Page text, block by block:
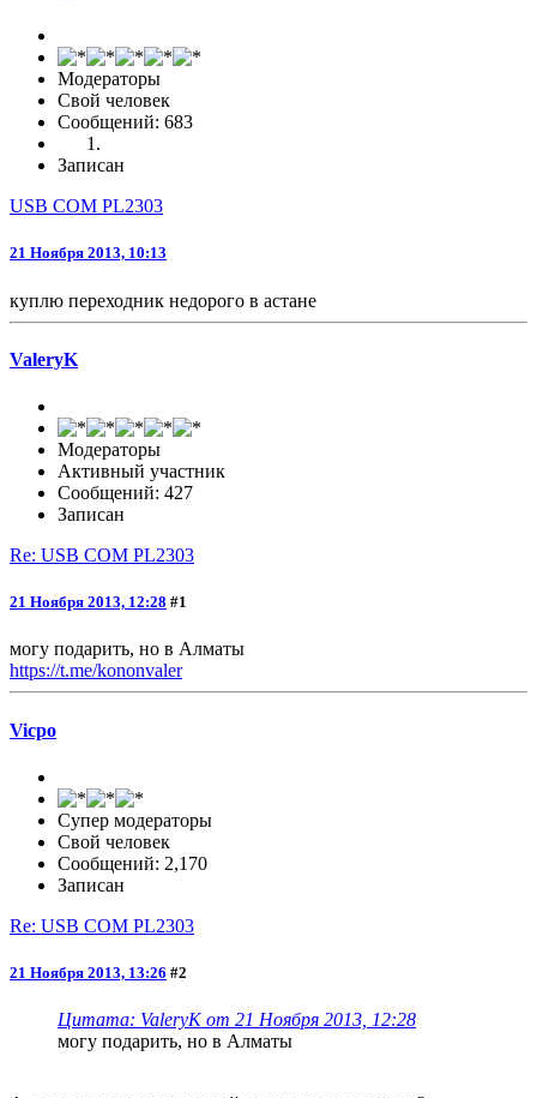
Модераторы
Свой человек
Сообщений: 683
Записан
USB COM PL2303
21 Ноября 2013, 10:13
куплю переходник недорого в астане
ValeryK
Модераторы
Активный участник
Сообщений: 427
Записан
Re: USB COM PL2303
21 Ноября 2013, 12:28 #1
могу подарить, но в Алматы
https://t.me/kononvaler
Vicpo
Супер модераторы
Свой человек
Сообщений: 2,170
Записан
Re: USB COM PL2303
21 Ноября 2013, 13:26 #2
Цитата: ValeryK от 21 Ноября 2013, 12:28
могу подарить, но в Алматы